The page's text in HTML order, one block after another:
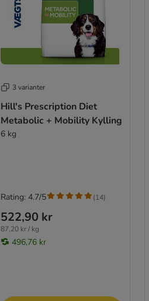
3 varianter
Hill's Prescription Diet
Metabolic + Mobility Kylling
6 kg
522,90 kr
87,20 kr / kg
496,76 kr
Rating: 4.7/5 (14)